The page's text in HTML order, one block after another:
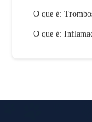
O que é:
O que é: